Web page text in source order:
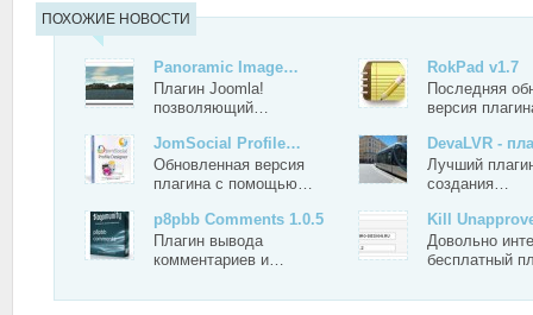
ПОХОЖИЕ НОВОСТИ
Panoramic Image…
Плагин Joomla!
позволяющий…
RokPad v1.7
Последняя
версия
JomSocial Profile…
Обновленная версия
плагина с помощью…
DevaLVR -
Лучший
создания…
p8pbb Comments 1.0.5
Плагин вывода
комментариев и…
Kill
Довольно
бесплатный